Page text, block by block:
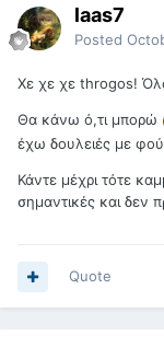
laas7
Posted
Χε χε χε throgos!
Θα κάνω ό,τι μπορώ
έχω δουλειές με
Κάντε μέχρι τότε
σημαντικές και δεν
Quote